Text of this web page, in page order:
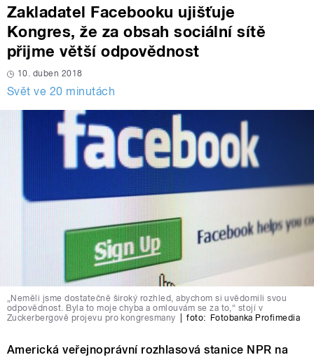
Zakladatel Facebooku ujišťuje
Kongres, že za obsah sociální sítě
přijme větší odpovědnost
10. duben 2018
Svět ve 20 minutách
„Neměli jsme dostatečně široký rozhled, abychom si uvědomili svou
odpovědnost. Byla to moje chyba a omlouvám se za to,“ stojí v
Zuckerbergově projevu pro kongresmany
foto: Fotobanka Profimedia
Americká veřejnoprávní rozhlasová stanice NPR na